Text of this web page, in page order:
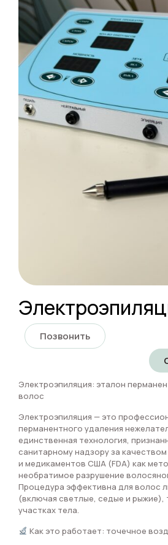
Позвонить
Электроэпиляция: эталон
волос
Электроэпиляция — это
перманентного удаления
единственная технология,
санитарному надзору за
и медикаментов США (FDA) как
необратимое разрушение
Процедура эффективна для волос
(включая светлые, седые и рыжие),
участках тела.
Как это работает: точечное